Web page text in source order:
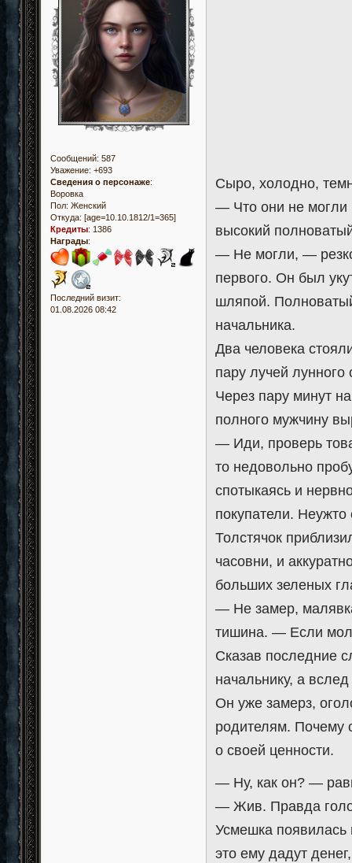
Сообщений: 587
Уважение: +693
Сведения о персонаже:
Воровка
Пол: Женский
Откуда: [age=10.10.1812/1=365]
Кредиты: 1386
Награды:
Последний визит:
01.08.2026 08:42
Сыро, холодно,
— Что они не могли
высокий
— Не могли, — резко
первого. Он был
шляпой.
начальника.
Два человека
пару лучей лунного
Через пару минут
полного мужчину
— Иди, проверь
то недовольно
спотыкаясь и
покупатели. Неужто
Толстячок
часовни, и
больших зеленых
— Не замер,
тишина. — Если
Сказав последние
начальнику, а
Он уже замерз,
родителям. Почему
о своей ценности.
— Ну, как он? —
— Жив. Правда
Усмешка
это ему дадут